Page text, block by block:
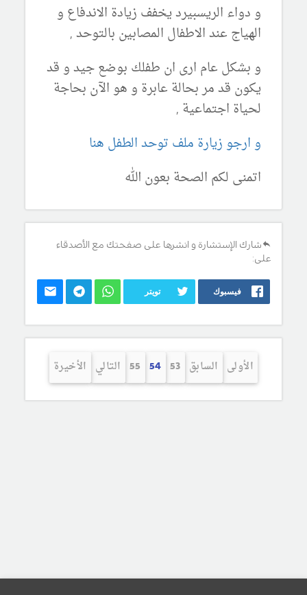
و دواء الريسبيرد يخفف زيادة الاندفاع و
الهياج عند الاطفال المصابين بالتوحد ,
و بشكل عام ارى ان طفلك بوضع جيد و قد
يكون قد مر بحالة عابرة و هو الآن بحاجة
لحياة اجتماعية ,
و ارجو زيارة ملف توحد الطفل هنا
اتمنى لكم الصحة بعون الله
شارك الإستشارة و انشرها على صفحتك مع الأصدقاء
على:
فيسبوك تويتر
الأولى السابق 53
54
55 التالي الأخيرة